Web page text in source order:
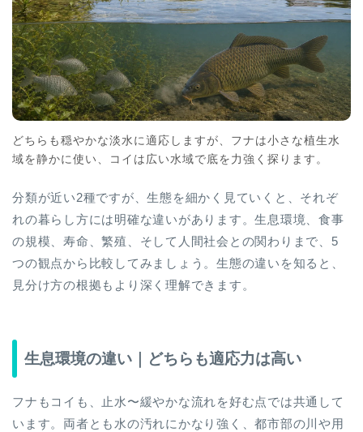
どちらも穏やかな淡水に適応しますが、フナは小さな植生水
域を静かに使い、コイは広い水域で底を力強く探ります。
分類が近い2種ですが、生態を細かく見ていくと、それぞ
れの暮らし方には明確な違いがあります。生息環境、食事
の規模、寿命、繁殖、そして人間社会との関わりまで、5
つの観点から比較してみましょう。生態の違いを知ると、
見分け方の根拠もより深く理解できます。
生息環境の違い｜どちらも適応力は高い
フナもコイも、止水〜緩やかな流れを好む点では共通して
います。両者とも水の汚れにかなり強く、都市部の川や用